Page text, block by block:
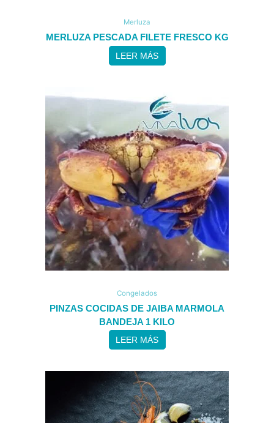
Merluza
MERLUZA PESCADA FILETE FRESCO KG
LEER MÁS
Congelados
PINZAS COCIDAS DE JAIBA MARMOLA
BANDEJA 1 KILO
LEER MÁS